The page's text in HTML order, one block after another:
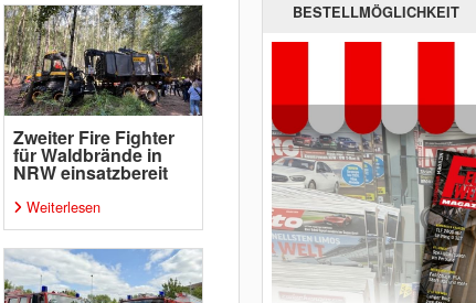
Zweiter Fire Fighter
für Waldbrände in
NRW einsatzbereit
Weiterlesen
BESTELLMÖGLICHKEIT